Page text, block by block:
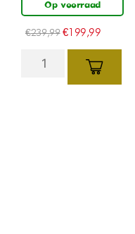
Op voorraad
€239,99 €199,99